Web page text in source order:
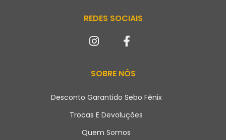
REDES SOCIAIS
SOBRE NÓS
Desconto Garantido Sebo Fênix
Trocas E Devoluções
Quem Somos